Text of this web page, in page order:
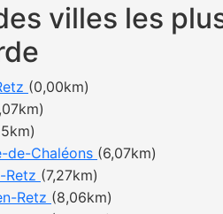
villes les
(0,00km)
de-Chaléons (6,07km)
Retz (7,27km)
Retz (8,06km)